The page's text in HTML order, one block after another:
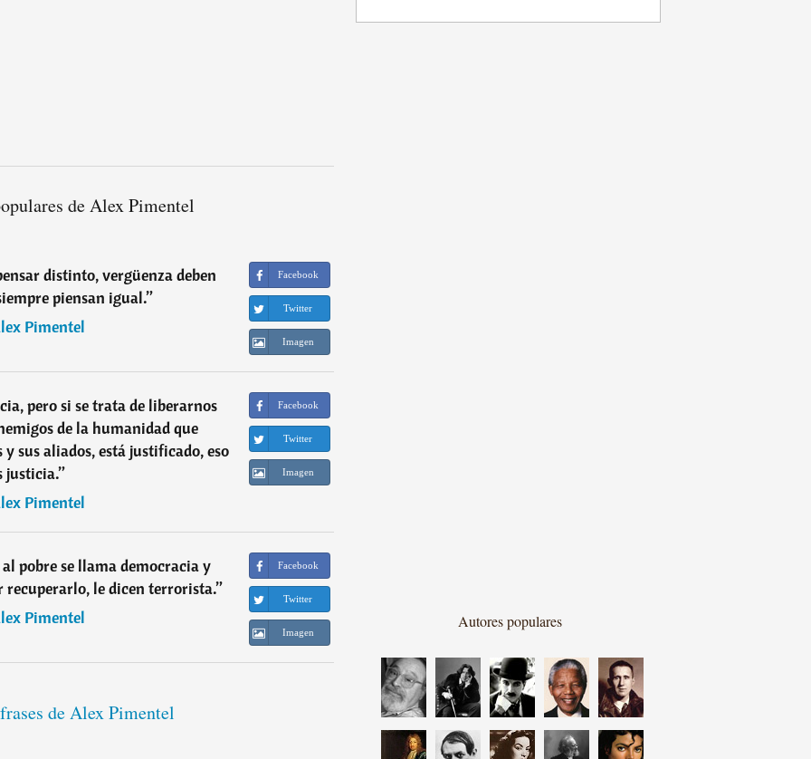
de Alex Pimentel
distinto, vergüenza deben
piensan igual.”
Pimentel
Facebook
Twitter
Imagen
pero si se trata de liberarnos
de la humanidad que
sus aliados, está justificado, eso
justicia.”
Pimentel
Facebook
Twitter
Imagen
pobre se llama democracia y
recuperarlo, le dicen terrorista.”
Pimentel
Facebook
Twitter
Imagen
de Alex Pimentel
Autores populares